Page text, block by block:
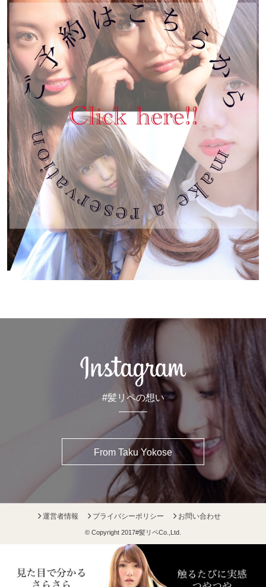
#髪リペの想い
From Taku Yokose
運営者情報 プライバシーポリシー お問い合わせ
© Copyright 2017#髪リペCo.,Ltd.